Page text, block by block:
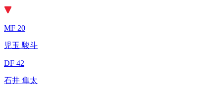
MF 20
児玉 駿斗
DF 42
石井 隼太